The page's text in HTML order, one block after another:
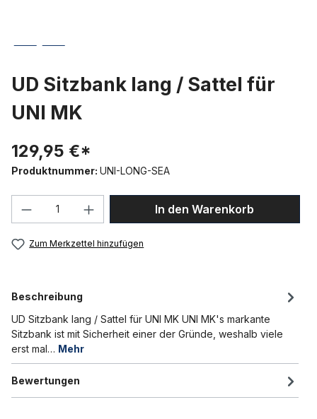
UD Sitzbank lang / Sattel für
UNI MK
129,95 €*
Produktnummer: UNI-LONG-SEA
Produkt Anzahl: Gib den gewünschten
In den Warenkorb
Zum Merkzettel hinzufügen
Beschreibung
UD Sitzbank lang / Sattel für UNI MK UNI MK's markante
Sitzbank ist mit Sicherheit einer der Gründe, weshalb viele
erst mal… Mehr
Bewertungen